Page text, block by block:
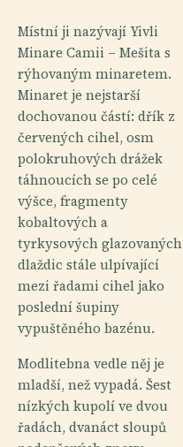
Místní ji nazývají Yivli
Minare Camii – Mešita s
rýhovaným minaretem.
Minaret je nejstarší
dochovanou částí: dřík z
červených cihel, osm
polokruhových drážek
táhnoucích se po celé
výšce, fragmenty
kobaltových a
tyrkysových glazovaných
dlaždic stále ulpívající
mezi řadami cihel jako
poslední šupiny
vypuštěného bazénu.
Modlitebna vedle něj je
mladší, než vypadá. Šest
nízkých kupolí ve dvou
řadách, dvanáct sloupů